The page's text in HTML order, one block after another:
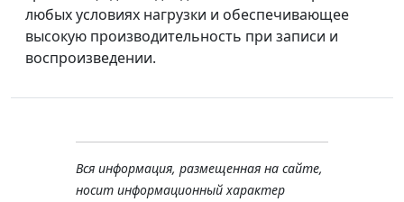
любых условиях нагрузки и обеспечивающее
высокую производительность при записи и
воспроизведении.
Вся информация, размещенная на сайте,
носит информационный характер